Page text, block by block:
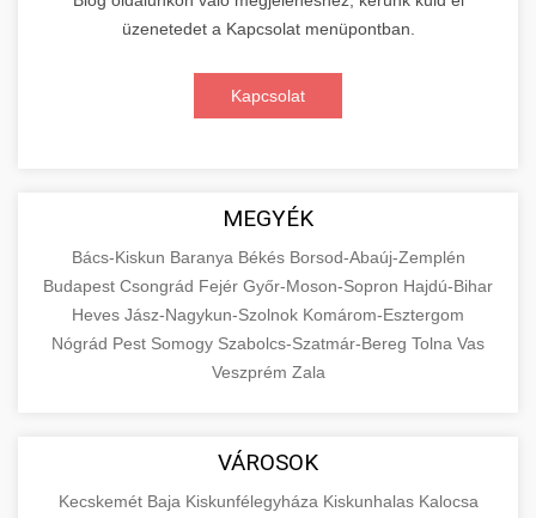
üzenetedet a Kapcsolat menüpontban.
Kapcsolat
MEGYÉK
Bács-Kiskun Baranya Békés Borsod-Abaúj-Zemplén
Budapest Csongrád Fejér Győr-Moson-Sopron Hajdú-Bihar
Heves Jász-Nagykun-Szolnok Komárom-Esztergom
Nógrád Pest Somogy Szabolcs-Szatmár-Bereg Tolna Vas
Veszprém Zala
VÁROSOK
Kecskemét Baja Kiskunfélegyháza Kiskunhalas Kalocsa